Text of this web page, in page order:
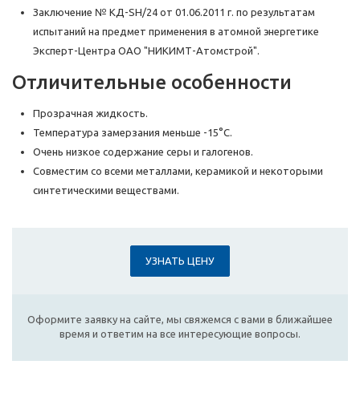
Заключение № КД-SH/24 от 01.06.2011 г. по результатам
испытаний на предмет применения в атомной энергетике
Эксперт-Центра ОАО "НИКИМТ-Атомстрой".
Отличительные особенности
Прозрачная жидкость.
Температура замерзания меньше -15°C.
Очень низкое содержание серы и галогенов.
Совместим со всеми металлами, керамикой и некоторыми
синтетическими веществами.
УЗНАТЬ ЦЕНУ
Оформите заявку на сайте, мы свяжемся с вами в ближайшее
время и ответим на все интересующие вопросы.